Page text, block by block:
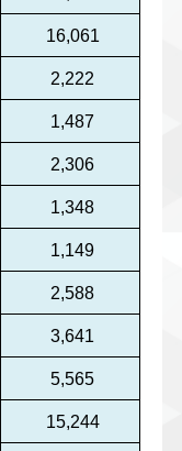
16,061
2,222
1,487
2,306
1,348
1,149
2,588
3,641
5,565
15,244